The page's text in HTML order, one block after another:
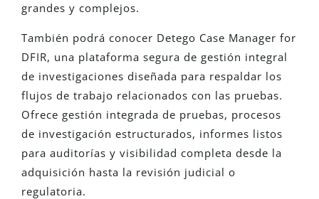
grandes y complejos.
También podrá conocer Detego Case Manager for
DFIR, una plataforma segura de gestión integral
de investigaciones diseñada para respaldar los
flujos de trabajo relacionados con las pruebas.
Ofrece gestión integrada de pruebas, procesos
de investigación estructurados, informes listos
para auditorías y visibilidad completa desde la
adquisición hasta la revisión judicial o
regulatoria.